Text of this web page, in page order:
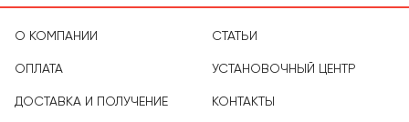
О КОМПАНИИ
ОПЛАТА
ДОСТАВКА И ПОЛУЧЕНИЕ
СТАТЬИ
УСТАНОВОЧНЫЙ ЦЕНТР
КОНТАКТЫ